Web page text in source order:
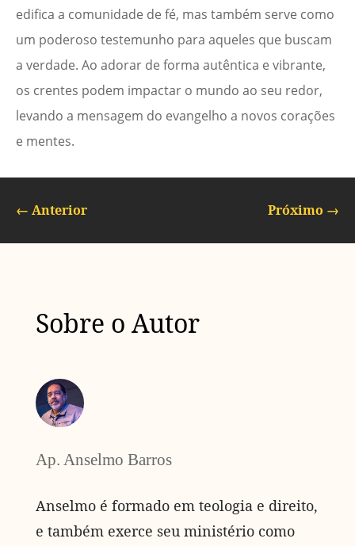
edifica a comunidade de fé, mas também serve como
um poderoso testemunho para aqueles que buscam
a verdade. Ao adorar de forma autêntica e vibrante,
os crentes podem impactar o mundo ao seu redor,
levando a mensagem do evangelho a novos corações
e mentes.
← Anterior Próximo →
Sobre o Autor
Ap. Anselmo Barros
Anselmo é formado em teologia e direito,
e também exerce seu ministério como